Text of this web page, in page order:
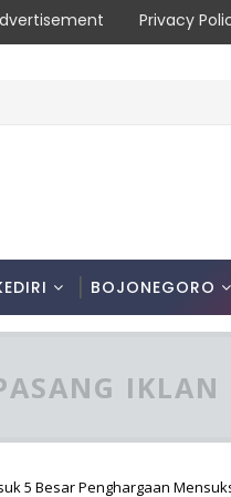
Privacy
BOJONEGORO
5 Besar Penghargaan